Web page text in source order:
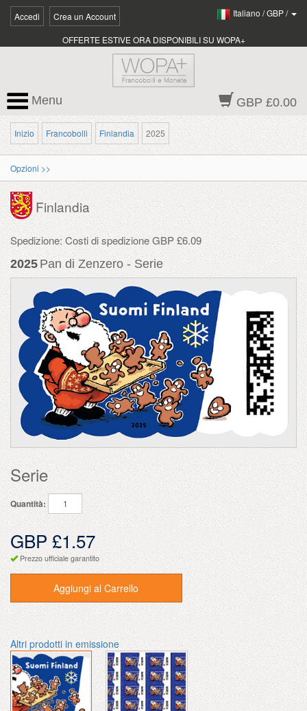
Accedi Crea un Account Italiano /GBP/
OFFERTE ESTIVE ORA DISPONIBILI SU WOPA+
GBP £0.00
Menu
Inizio Francobolli Finlandia 2025
Opzioni >>
Finlandia
Spedizione: Costi di spedizione GBP £6.09
2025 Pan di Zenzero - Serie
Serie
Quantità:
GBP £1.57
Prezzo ufficiale garantito
Aggiungi al Carrello
Altri prodotti in emissione